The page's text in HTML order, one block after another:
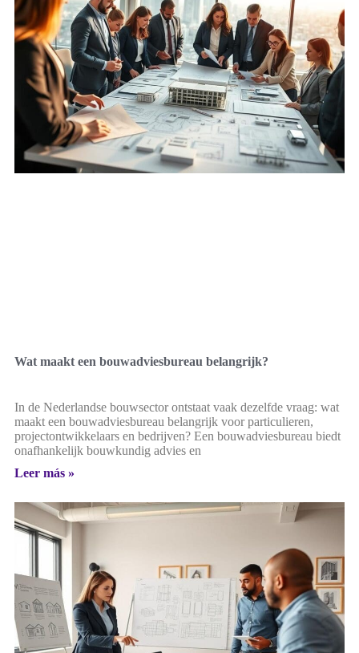
Wat maakt een bouwadviesbureau belangrijk?
In de Nederlandse bouwsector ontstaat vaak dezelfde vraag: wat
maakt een bouwadviesbureau belangrijk voor particulieren,
projectontwikkelaars en bedrijven? Een bouwadviesbureau biedt
onafhankelijk bouwkundig advies en
Leer más »